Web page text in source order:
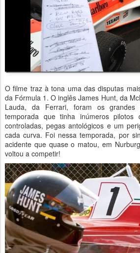
O filme traz à tona uma das disputas
da Fórmula 1. O inglês James Hunt, da
Lauda, da Ferrari, foram os grandes
temporada que tinha inúmeros pilotos
controladas, pegas antológicos e um
cada curva. Foi nessa temporada, por
acidente que quase o matou, em
voltou a competir!